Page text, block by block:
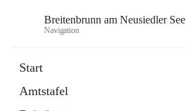
Breitenbrunn am Neusiedler See
Navigation
Start
Amtstafel